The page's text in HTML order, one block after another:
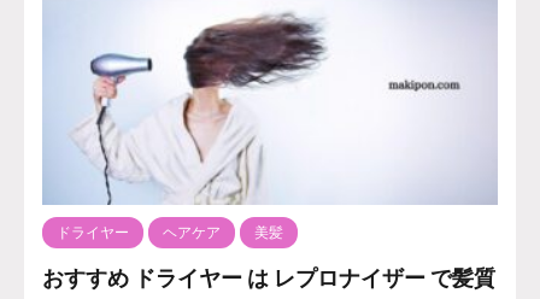
ドライヤー ヘアケア 美髪
おすすめ ドライヤー は レプロナイザー で髪質